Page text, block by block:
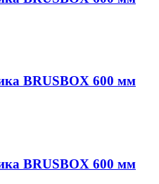
BRUSBOX 600 мм
BRUSBOX 600 мм